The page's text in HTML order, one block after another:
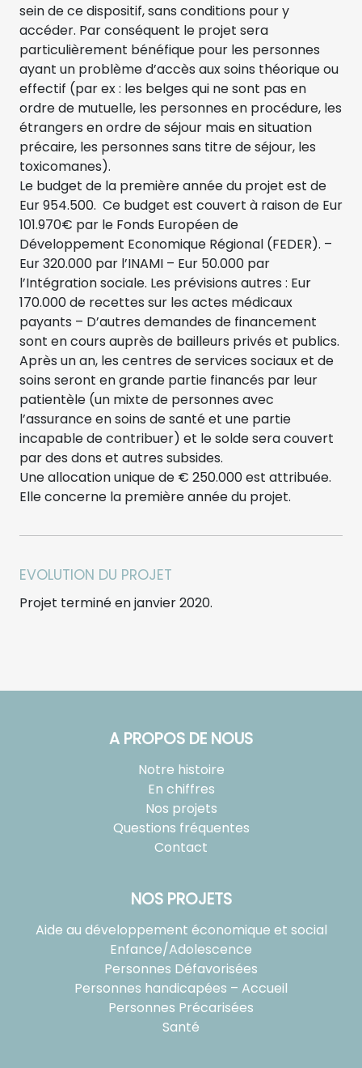
sein de ce dispositif, sans conditions pour y
accéder. Par conséquent le projet sera
particulièrement bénéfique pour les personnes
ayant un problème d’accès aux soins théorique ou
effectif (par ex : les belges qui ne sont pas en
ordre de mutuelle, les personnes en procédure, les
étrangers en ordre de séjour mais en situation
précaire, les personnes sans titre de séjour, les
toxicomanes).
Le budget de la première année du projet est de
Eur 954.500. Ce budget est couvert à raison de Eur
101.970€ par le Fonds Européen de
Développement Economique Régional (FEDER). –
Eur 320.000 par l’INAMI – Eur 50.000 par
l’Intégration sociale. Les prévisions autres : Eur
170.000 de recettes sur les actes médicaux
payants – D’autres demandes de financement
sont en cours auprès de bailleurs privés et publics.
Après un an, les centres de services sociaux et de
soins seront en grande partie financés par leur
patientèle (un mixte de personnes avec
l’assurance en soins de santé et une partie
incapable de contribuer) et le solde sera couvert
par des dons et autres subsides.
Une allocation unique de € 250.000 est attribuée.
Elle concerne la première année du projet.
EVOLUTION DU PROJET
Projet terminé en janvier 2020.
A PROPOS DE NOUS
Notre histoire
En chiffres
Nos projets
Questions fréquentes
Contact
NOS PROJETS
Aide au développement économique et social
Enfance/Adolescence
Personnes Défavorisées
Personnes handicapées – Accueil
Personnes Précarisées
Santé